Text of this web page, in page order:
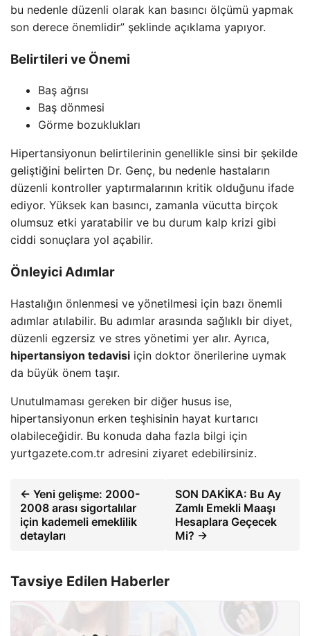
bu nedenle düzenli olarak kan basıncı ölçümü yapmak
son derece önemlidir” şeklinde açıklama yapıyor.
Belirtileri ve Önemi
Baş ağrısı
Baş dönmesi
Görme bozuklukları
Hipertansiyonun belirtilerinin genellikle sinsi bir şekilde
geliştiğini belirten Dr. Genç, bu nedenle hastaların
düzenli kontroller yaptırmalarının kritik olduğunu ifade
ediyor. Yüksek kan basıncı, zamanla vücutta birçok
olumsuz etki yaratabilir ve bu durum kalp krizi gibi
ciddi sonuçlara yol açabilir.
Önleyici Adımlar
Hastalığın önlenmesi ve yönetilmesi için bazı önemli
adımlar atılabilir. Bu adımlar arasında sağlıklı bir diyet,
düzenli egzersiz ve stres yönetimi yer alır. Ayrıca,
hipertansiyon tedavisi için doktor önerilerine uymak
da büyük önem taşır.
Unutulmaması gereken bir diğer husus ise,
hipertansiyonun erken teşhisinin hayat kurtarıcı
olabileceğidir. Bu konuda daha fazla bilgi için
yurtgazete.com.tr adresini ziyaret edebilirsiniz.
← Yeni gelişme: 2000-
2008 arası sigortalılar
için kademeli emeklilik
detayları
SON DAKİKA: Bu Ay
Zamlı Emekli Maaşı
Hesaplara Geçecek
Mi? →
Tavsiye Edilen Haberler